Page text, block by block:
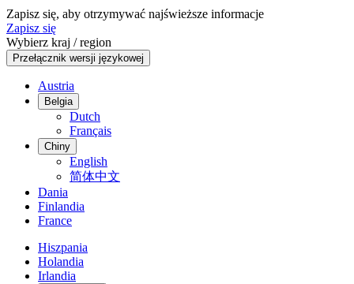
Zapisz się, aby otrzymywać najświeższe informacje
Zapisz się
Wybierz kraj / region
Przełącznik wersji językowej
Austria
Belgia
Dutch
Français
Chiny
English
简体中文
Dania
Finlandia
France
Hiszpania
Holandia
Irlandia